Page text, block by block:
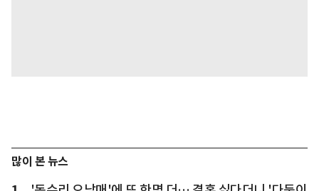
많이 본 뉴스